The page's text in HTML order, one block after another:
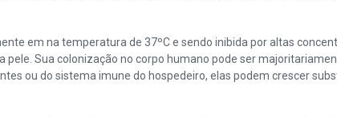
em na temperatura de 37ºC e sendo inibida por altas
Sua colonização no corpo humano pode ser
ou do sistema imune do hospedeiro, elas podem crescer